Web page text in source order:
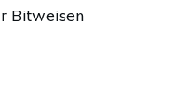
Bitweisen